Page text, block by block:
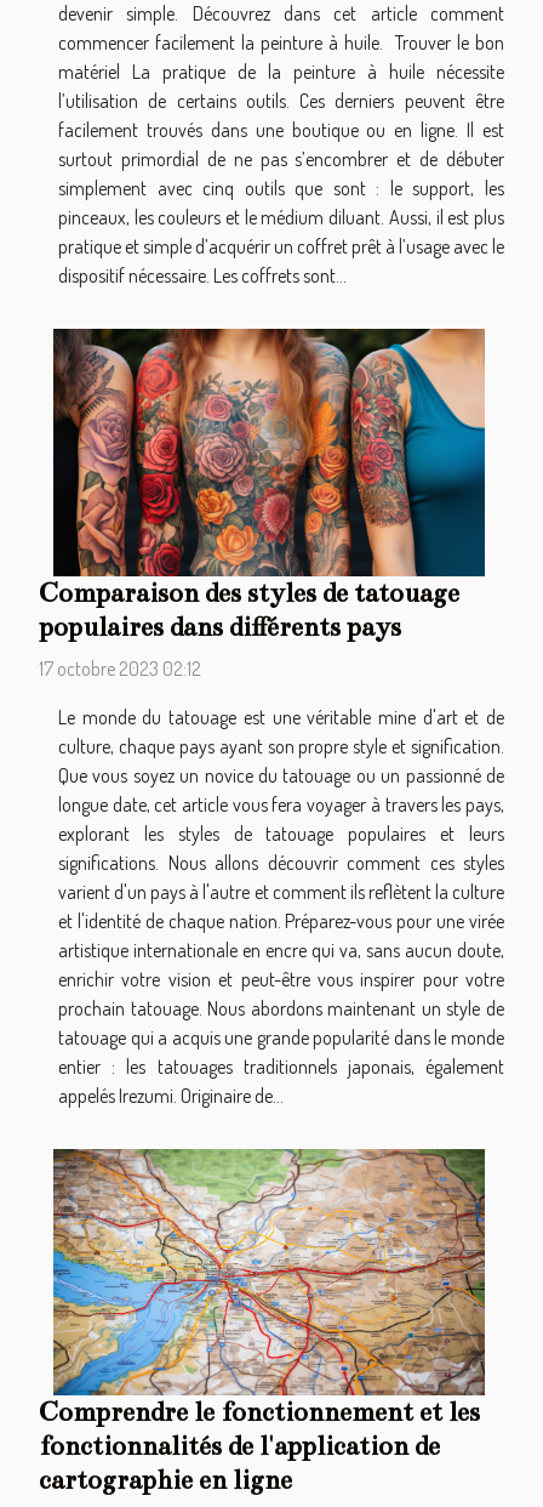
devenir simple. Découvrez dans cet article comment
commencer facilement la peinture à huile. Trouver le bon
matériel La pratique de la peinture à huile nécessite
l’utilisation de certains outils. Ces derniers peuvent être
facilement trouvés dans une boutique ou en ligne. Il est
surtout primordial de ne pas s’encombrer et de débuter
simplement avec cinq outils que sont : le support, les
pinceaux, les couleurs et le médium diluant. Aussi, il est plus
pratique et simple d’acquérir un coffret prêt à l’usage avec le
dispositif nécessaire. Les coffrets sont...
Comparaison des styles de tatouage
populaires dans différents pays
17 octobre 2023 02:12
Le monde du tatouage est une véritable mine d'art et de
culture, chaque pays ayant son propre style et signification.
Que vous soyez un novice du tatouage ou un passionné de
longue date, cet article vous fera voyager à travers les pays,
explorant les styles de tatouage populaires et leurs
significations. Nous allons découvrir comment ces styles
varient d'un pays à l'autre et comment ils reflètent la culture
et l'identité de chaque nation. Préparez-vous pour une virée
artistique internationale en encre qui va, sans aucun doute,
enrichir votre vision et peut-être vous inspirer pour votre
prochain tatouage. Nous abordons maintenant un style de
tatouage qui a acquis une grande popularité dans le monde
entier : les tatouages traditionnels japonais, également
appelés Irezumi. Originaire de...
Comprendre le fonctionnement et les
fonctionnalités de l'application de
cartographie en ligne